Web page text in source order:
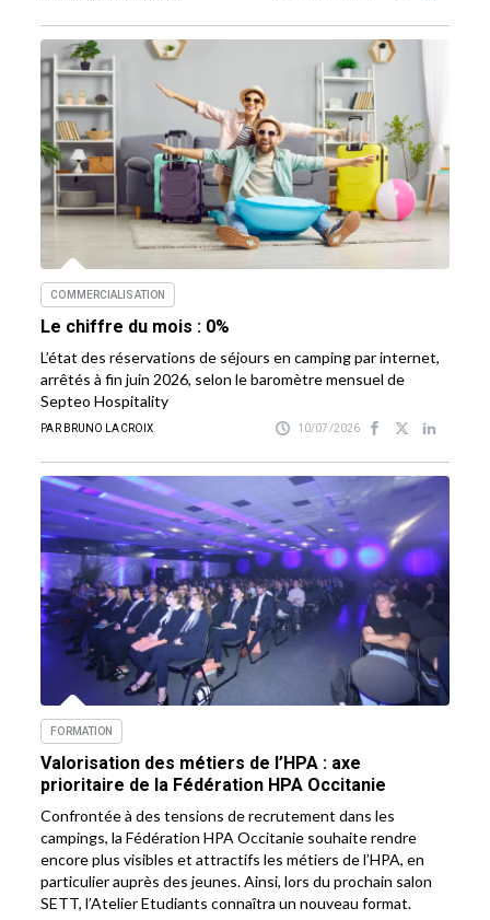
COMMERCIALISATION
Le chiffre du mois : 0%
L’état des réservations de séjours en camping par internet,
arrêtés à fin juin 2026, selon le baromètre mensuel de
Septeo Hospitality
PAR BRUNO LACROIX 10/07/2026
FORMATION
Valorisation des métiers de l’HPA : axe
prioritaire de la Fédération HPA Occitanie
Confrontée à des tensions de recrutement dans les
campings, la Fédération HPA Occitanie souhaite rendre
encore plus visibles et attractifs les métiers de l’HPA, en
particulier auprès des jeunes. Ainsi, lors du prochain salon
SETT, l’Atelier Etudiants connaîtra un nouveau format.